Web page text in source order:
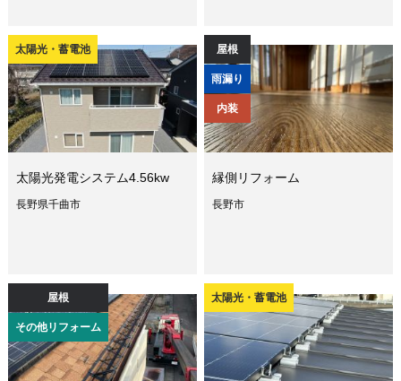
太陽光・蓄電池
太陽光発電システム4.56kw
長野県千曲市
屋根
雨漏り
内装
縁側リフォーム
長野市
屋根
その他リフォーム
太陽光・蓄電池